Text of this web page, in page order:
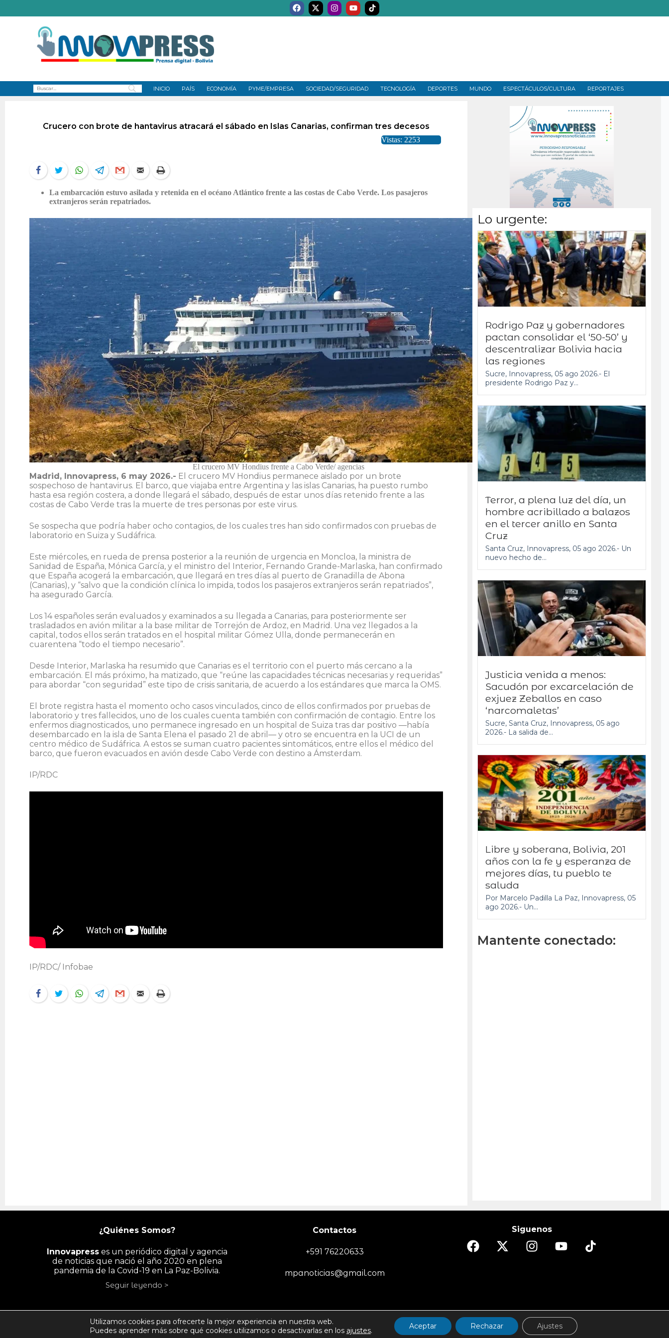
INICIO PAÍS ECONOMÍA PYME/EMPRESA SOCIEDAD/SEGURIDAD TECNOLOGÍA DEPORTES MUNDO ESPECTÁCULOS/CULTURA REPORTAJES
Crucero con brote de hantavirus atracará el sábado en Islas Canarias, confirman tres decesos
Vistas: 2253
La embarcación estuvo asilada y retenida en el océano Atlántico frente a las costas de Cabo Verde. Los pasajeros
extranjeros serán repatriados.
El crucero MV Hondius frente a Cabo Verde/ agencias
Madrid, Innovapress, 6 may 2026.- El crucero MV Hondius permanece aislado por un brote
sospechoso de hantavirus. El barco, que viajaba entre Argentina y las islas Canarias, ha puesto rumbo
hasta esa región costera, a donde llegará el sábado, después de estar unos días retenido frente a las
costas de Cabo Verde tras la muerte de tres personas por este virus.
Se sospecha que podría haber ocho contagios, de los cuales tres han sido confirmados con pruebas de
laboratorio en Suiza y Sudáfrica.
Este miércoles, en rueda de prensa posterior a la reunión de urgencia en Moncloa, la ministra de
Sanidad de España, Mónica García, y el ministro del Interior, Fernando Grande-Marlaska, han confirmado
que España acogerá la embarcación, que llegará en tres días al puerto de Granadilla de Abona
(Canarias), y “salvo que la condición clínica lo impida, todos los pasajeros extranjeros serán repatriados”,
ha asegurado García.
Los 14 españoles serán evaluados y examinados a su llegada a Canarias, para posteriormente ser
trasladados en avión militar a la base militar de Torrejón de Ardoz, en Madrid. Una vez llegados a la
capital, todos ellos serán tratados en el hospital militar Gómez Ulla, donde permanecerán en
cuarentena “todo el tiempo necesario”.
Desde Interior, Marlaska ha resumido que Canarias es el territorio con el puerto más cercano a la
embarcación. El más próximo, ha matizado, que “reúne las capacidades técnicas necesarias y requeridas”
para abordar “con seguridad” este tipo de crisis sanitaria, de acuerdo a los estándares que marca la OMS.
El brote registra hasta el momento ocho casos vinculados, cinco de ellos confirmados por pruebas de
laboratorio y tres fallecidos, uno de los cuales cuenta también con confirmación de contagio. Entre los
enfermos diagnosticados, uno permanece ingresado en un hospital de Suiza tras dar positivo —había
desembarcado en la isla de Santa Elena el pasado 21 de abril— y otro se encuentra en la UCI de un
centro médico de Sudáfrica. A estos se suman cuatro pacientes sintomáticos, entre ellos el médico del
barco, que fueron evacuados en avión desde Cabo Verde con destino a Ámsterdam.
IP/RDC
IP/RDC/ Infobae
Lo urgente:
Rodrigo Paz y gobernadores
pactan consolidar el ‘50-50’ y
descentralizar Bolivia hacia
las regiones
Sucre, Innovapress, 05 ago 2026.- El
presidente Rodrigo Paz y...
Terror, a plena luz del día, un
hombre acribillado a balazos
en el tercer anillo en Santa
Cruz
Santa Cruz, Innovapress, 05 ago 2026.- Un
nuevo hecho de...
Justicia venida a menos:
Sacudón por excarcelación de
exjuez Zeballos en caso
‘narcomaletas’
Sucre, Santa Cruz, Innovapress, 05 ago
2026.- La salida de...
Libre y soberana, Bolivia, 201
años con la fe y esperanza de
mejores días, tu pueblo te
saluda
Por Marcelo Padilla La Paz, Innovapress, 05
ago 2026.- Un...
Mantente conectado:
¿Quiénes Somos?
Innovapresses un periódico digital y agencia
de noticias que nació el año 2020 en plena
pandemia de la Covid-19 en La Paz-Bolivia.
Seguir leyendo >
Contactos
+591 76220633
mpanoticias@gmail.com
Siguenos
Todos los derechos reservados - Politica de Uso y Privacidad
Utilizamos cookies para ofrecerte la mejor experiencia en nuestra web.
Puedes aprender más sobre qué cookies utilizamos o desactivarlas en los ajustes. Aceptar Rechazar Ajustes